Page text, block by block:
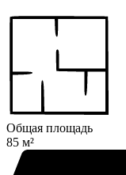
Общая площадь
85 м²